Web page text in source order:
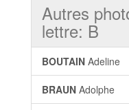
Autres
lettre: B
BOUTAIN Adeline
BRAUN Adolphe